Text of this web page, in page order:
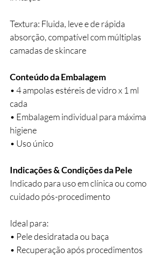
Textura: Fluida, leve e de rápida
absorção, compatível com múltiplas
camadas de skincare
Conteúdo da Embalagem
• 4 ampolas estéreis de vidro x 1 ml
cada
• Embalagem individual para máxima
higiene
• Uso único
Indicações & Condições da Pele
Indicado para uso em clínica ou como
cuidado pós-procedimento
Ideal para:
• Pele desidratada ou baça
• Recuperação após procedimentos